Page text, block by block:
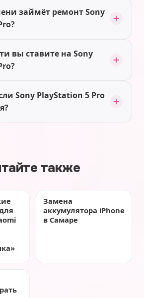
займёт ремонт Sony
вы ставите на Sony
Sony PlayStation 5 Pro
также
Замена
аккумулятора iPhone
в Самаре